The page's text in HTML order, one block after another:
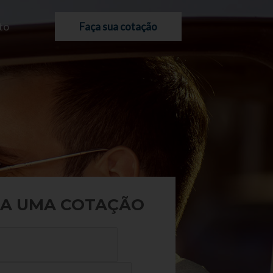
Faça sua cotação
UMA COTAÇÃO